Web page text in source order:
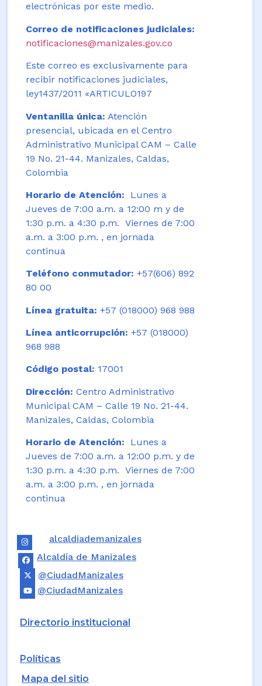
electrónicas por este medio.
Correo de notificaciones judiciales:
notificaciones@manizales.gov.co
Este correo es exclusivamente para
recibir notificaciones judiciales,
ley1437/2011 «ARTICULO197
Ventanilla única: Atención
presencial, ubicada en el Centro
Administrativo Municipal CAM – Calle
19 No. 21-44. Manizales, Caldas,
Colombia
Horario de Atención:
Lunes a
Jueves de 7:00 a.m. a 12:00 m y de
1:30 p.m. a 4:30 p.m. Viernes de 7:00
a.m. a 3:00 p.m. , en jornada
continua
Teléfono conmutador: +57(606) 892
80 00
Línea gratuita: +57 (018000) 968 988
Línea anticorrupción: +57 (018000)
968 988
Código postal: 17001
Dirección: Centro Administrativo
Municipal CAM – Calle 19 No. 21-44.
Manizales, Caldas, Colombia
Horario de Atención: Lunes a
Jueves de 7:00 a.m. a 12:00 p.m. y de
1:30 p.m. a 4:30 p.m. Viernes de 7:00
a.m. a 3:00 p.m. , en jornada
continua
alcaldiademanizales
Alcaldía de Manizales
@CiudadManizales
@CiudadManizales
Directorio institucional
Políticas
Mapa del sitio